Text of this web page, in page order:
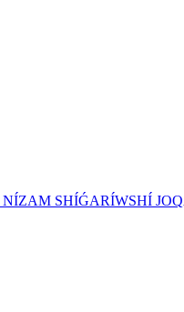
NÍZAM SHÍǴARÍWSHÍ